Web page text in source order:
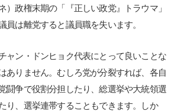
）政権末期の「『正しい政党』トラウマ」
員は離党すると議員職を失います。
ャン・ドンヒョク代表にとって良いことな
ありません。むしろ党が分裂すれば、各自
闘争で役割分担したり、総選挙や大統領選
り、選挙連帯することもできます。しか